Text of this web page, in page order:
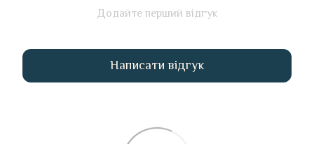
Додайте перший відгук
Написати відгук